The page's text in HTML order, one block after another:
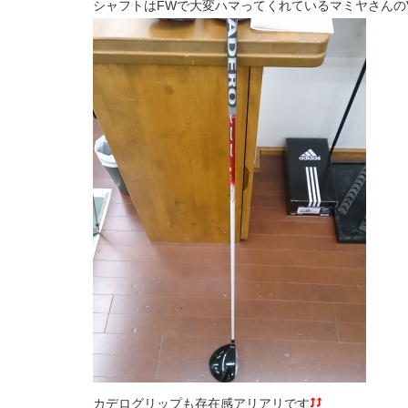
シャフトはFWで大変ハマってくれているマミヤさん
カデログリップも存在感アリアリです